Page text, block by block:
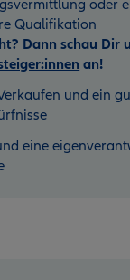
oder
Qualifikation
Dann schau Dir
an!
und ein
eine